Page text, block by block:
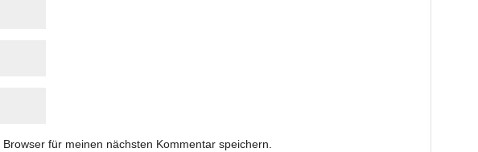
für meinen nächsten Kommentar speichern.